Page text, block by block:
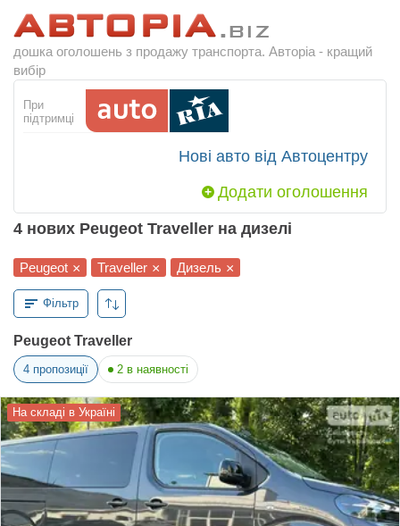
дошка оголошень з продажу транспорта. Авторіа - кращий
вибір
При
підтримці
Нові авто від Автоцентру
Додати оголошення
4 нових Peugeot Traveller на дизелі
Peugeot × Traveller × Дизель ×
Фільтр
Peugeot Traveller
4 пропозиції 2 в наявності
На складі в Україні